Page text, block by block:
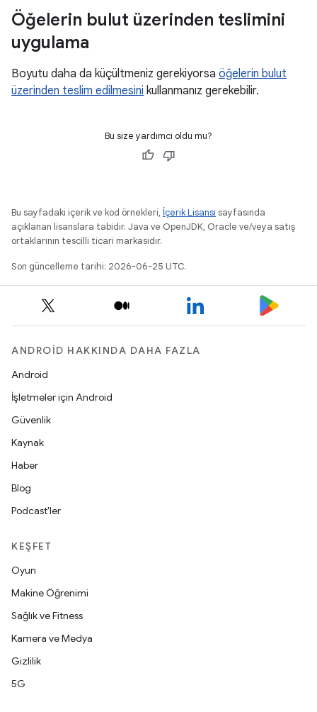
Öğelerin bulut üzerinden teslimini
uygulama
Boyutu daha da küçültmeniz gerekiyorsa öğelerin bulut
üzerinden teslim edilmesini kullanmanız gerekebilir.
Bu size yardımcı oldu mu?
Bu sayfadaki içerik ve kod örnekleri, İçerik Lisansı sayfasında
açıklanan lisanslara tabidir. Java ve OpenJDK, Oracle ve/veya satış
ortaklarının tescilli ticari markasıdır.
Son güncelleme tarihi: 2026-06-25 UTC.
ANDROID HAKKINDA DAHA FAZLA
Android
İşletmeler için Android
Güvenlik
Kaynak
Haber
Blog
Podcast'ler
KEŞFET
Oyun
Makine Öğrenimi
Sağlık ve Fitness
Kamera ve Medya
Gizlilik
5G